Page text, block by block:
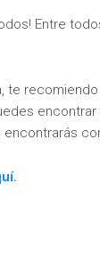
Entre
te recomiendo